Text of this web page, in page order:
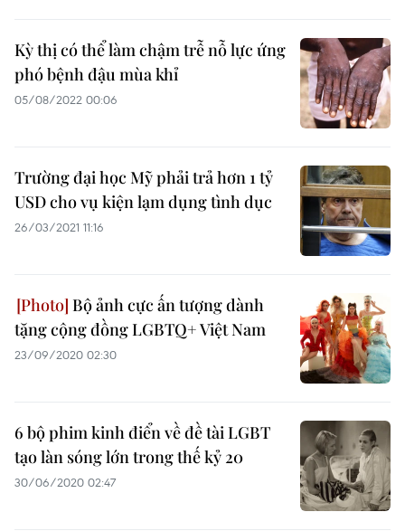
Kỳ thị có thể làm chậm trễ nỗ lực ứng
phó bệnh đậu mùa khỉ
05/08/2022 00:06
Trường đại học Mỹ phải trả hơn 1 tỷ
USD cho vụ kiện lạm dụng tình dục
26/03/2021 11:16
Bộ ảnh cực ấn tượng dành
tặng cộng đồng LGBTQ+ Việt Nam
23/09/2020 02:30
6 bộ phim kinh điển về đề tài LGBT
tạo làn sóng lớn trong thế kỷ 20
30/06/2020 02:47